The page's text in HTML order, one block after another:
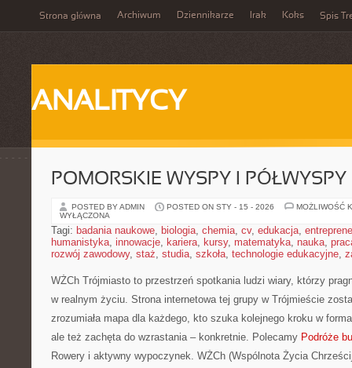
Strona główna Archiwum Dziennikarze Irak Koks Spis
ANALITYCY
POMORSKIE WYSPY I PÓŁWYSPY
POSTED BY ADMIN POSTED ON STY - 15 - 2026
MOŻLIWOŚĆ
WYŁĄCZONA
Tagi: badania naukowe, biologia, chemia, cv, edukacja,
humanistyka, innowacje, kariera, kursy, matematyka, nauka,
rozwój zawodowy, staż, studia, szkoła, technologie edukacyjne,
WŻCh Trójmiasto to przestrzeń spotkania ludzi wiary, którzy
w realnym życiu. Strona internetowa tej grupy w Trójmieście
zrozumiała mapa dla każdego, kto szuka kolejnego kroku w
ale też zachęta do wzrastania – konkretnie. Polecamy Podróże
Rowery i aktywny wypoczynek. WŻCh (Wspólnota Życia